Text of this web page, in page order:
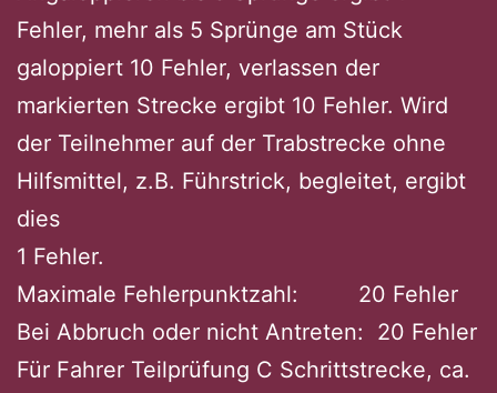
Fehler, mehr als 5 Sprünge am Stück
galoppiert 10 Fehler, verlassen der
markierten Strecke ergibt 10 Fehler. Wird
der Teilnehmer auf der Trabstrecke ohne
Hilfsmittel, z.B. Führstrick, begleitet, ergibt
dies
1 Fehler.
Maximale Fehlerpunktzahl: 20 Fehler
Bei Abbruch oder nicht Antreten: 20 Fehler
Für Fahrer Teilprüfung C Schrittstrecke, ca.